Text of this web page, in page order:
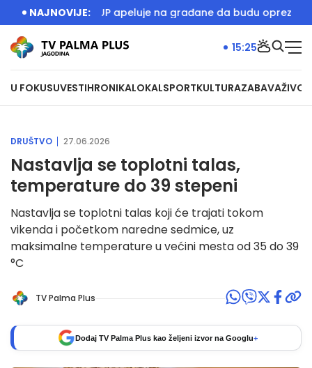
NAJNOVIJE:
igralište MUP apeluje na građane da budu oprezni
U FOKUSUVESTIHRONIKALOKALSPORTKULTURAZABAVAŽIVOT
15:26
DRUŠTVO 27.06.2026
Nastavlja se toplotni talas,
temperature do 39 stepeni
Nastavlja se toplotni talas koji će trajati tokom
vikenda i početkom naredne sedmice, uz
maksimalne temperature u većini mesta od 35 do 39
°C
TV Palma Plus
Dodaj TV Palma Plus kao željeni izvor na Googlu+